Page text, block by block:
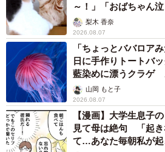
～！」「おばちゃん
梨木 香奈
2026.08.07
「ちょっとババロア
日に手作りトート
藍染めに漂うクラゲ
ごい」山岡 もと子
2026.08.07
【漫画】大学生息子
見て母は絶句 「起き
て…あなた毎朝私が